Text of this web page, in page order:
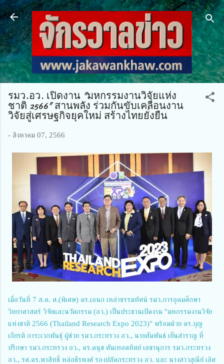
ข้ามไปที่เนื้อหาหลัก
รมว.อว. เปิดงาน "มหกรรมงานวิจัยแห่ง
ชาติ 2566" สานพลัง ร่วมกันขับเคลื่อนงาน
วิจัยสู่เศรษฐกิจยุคใหม่ สร้างไทยยั่งยืน
- สิงหาคม 07, 2566
เมื่อวันที่ 7 ส.ค. ศ.(พิเศษ) ดร.เอนก เหล่าธรรมทัศน์ รมว.การอุดมศึกษา
วิทยาศาสตร์ วิจัยและนวัตกรรม (อว.) เป็นประธานเปิดงาน "มหกรรมงานวิจัย
แห่งชาติ 2566 (Thailand Research Expo 2023)" พร้อมด้วย ดร.บุญ
เกียรติ การะเวกพันธุ์ ผู้ช่วย รมว.กระทรวง อว., นายสัมพันธ์ เย็นสำราญ ที่
ปรึกษา รมว.กระทรวง อว., ดร.ดนุช ตันเทอดทิตย์ เลขานุการ รมว.กระทรวง
อว., รศ.ดร.พาสิทธิ์ หล่อธีรพงศ์ รองปลัดกระทรวง อว. และ นางสาวสุณีย์ เลิศ